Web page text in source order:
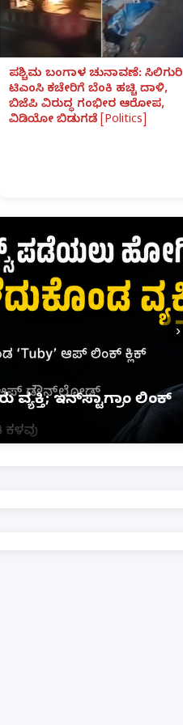
ಪಶ್ಚಿಮ ಬಂಗಾಳ ಚುನಾವಣೆ: ಸಿಲಿಗುರಿ
ಟಿಎಂಸಿ ಕಚೇರಿಗೆ ಬೆಂಕಿ ಹಚ್ಚಿ ದಾಳಿ,
ಬಿಜೆಪಿ ವಿರುದ್ಧ ಗಂಭೀರ ಆರೋಪ,
ವಿಡಿಯೋ ಬಿಡುಗಡೆ [Politics]
ಇನ್‌ಸ್ಟಾಗ್ರಾಂ ಲಿಂಕ್
›